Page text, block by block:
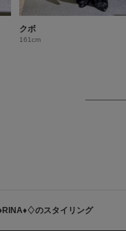
クボ
161cm
のスタイリング